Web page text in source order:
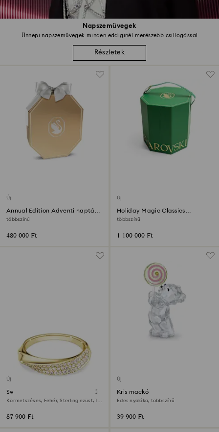
Napszemüvegek
Ünnepi napszemüvegek minden eddiginél merészebb csillogással
Részletek
Új
Annual Edition Adventi naptár
2026
többszínű
480 000 Ft
Új
Holiday Magic Classics
Karácsonyfadísz szett
többszínű
1 100 000 Ft
Új
Swarovski Classica karikagyűrű
Körmetszéses, Fehér, Sterling ezüst, 18
87 900 Ft
Új
Kris mackó
Édes nyalóka, többszínű
39 900 Ft